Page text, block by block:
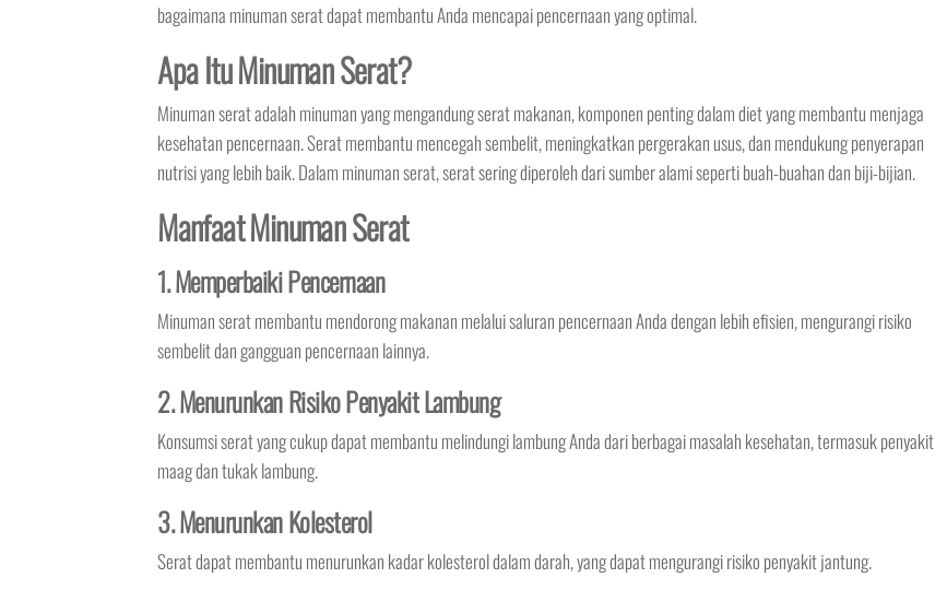
bagaimana minuman serat dapat membantu Anda mencapai pencernaan yang optimal.
Apa Itu Minuman Serat?
Minuman serat adalah minuman yang mengandung serat makanan, komponen penting dalam diet yang membantu menjaga
kesehatan pencernaan. Serat membantu mencegah sembelit, meningkatkan pergerakan usus, dan mendukung penyerapan
nutrisi yang lebih baik. Dalam minuman serat, serat sering diperoleh dari sumber alami seperti buah-buahan dan biji-bijian.
Manfaat Minuman Serat
1. Memperbaiki Pencernaan
Minuman serat membantu mendorong makanan melalui saluran pencernaan Anda dengan lebih efisien, mengurangi risiko
sembelit dan gangguan pencernaan lainnya.
2. Menurunkan Risiko Penyakit Lambung
Konsumsi serat yang cukup dapat membantu melindungi lambung Anda dari berbagai masalah kesehatan, termasuk penyakit
maag dan tukak lambung.
3. Menurunkan Kolesterol
Serat dapat membantu menurunkan kadar kolesterol dalam darah, yang dapat mengurangi risiko penyakit jantung.